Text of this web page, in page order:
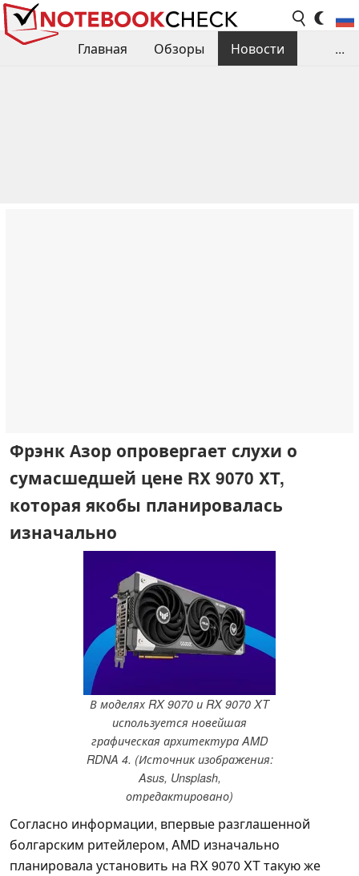
Главная Обзоры
Новости
...
Фрэнк Азор опровергает слухи о
сумасшедшей цене RX 9070 XT,
которая якобы планировалась
изначально
В моделях RX 9070 и RX 9070 XT
используется новейшая
графическая архитектура AMD
RDNA 4. (Источник изображения:
Asus, Unsplash,
отредактировано)
Согласно информации, впервые разглашенной
болгарским ритейлером, AMD изначально
планировала установить на RX 9070 XT такую же